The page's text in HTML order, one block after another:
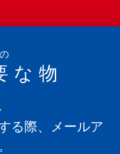
な物
る際、メールア